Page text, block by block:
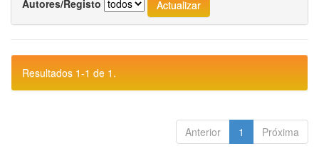
Autores/Registo
Resultados 1-1 de 1.
Anterior 1 Próxima